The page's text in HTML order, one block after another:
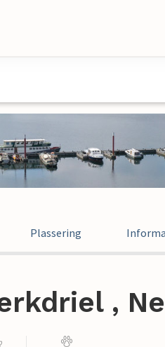
Plassering
,